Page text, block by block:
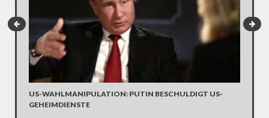
US-WAHLMANIPULATION: PUTIN BESCHULDIGT US-
GEHEIMDIENSTE